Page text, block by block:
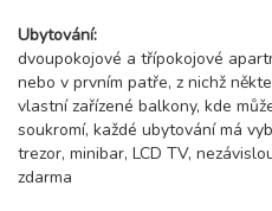
Ubytování:
dvoupokojové a třípokojové
nebo v prvním patře, z nichž
vlastní zařízené balkony, kde
soukromí, každé ubytování má
trezor, minibar, LCD TV,
zdarma